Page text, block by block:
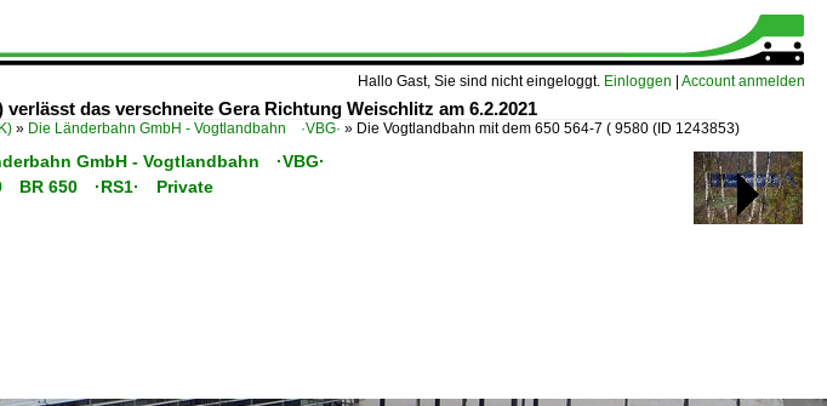
Hallo Gast, Sie sind nicht eingeloggt. Einloggen Account anmelden
verlässt das verschneite Gera Richtung Weischlitz am 6.2.2021
» Die Länderbahn GmbH - Vogtlandbahn ·VBG· » Die Vogtlandbahn mit dem 650 564-7 ( 9580 (ID 1243853)
GmbH - Vogtlandbahn ·VBG·
BR 650 ·RS1· Private